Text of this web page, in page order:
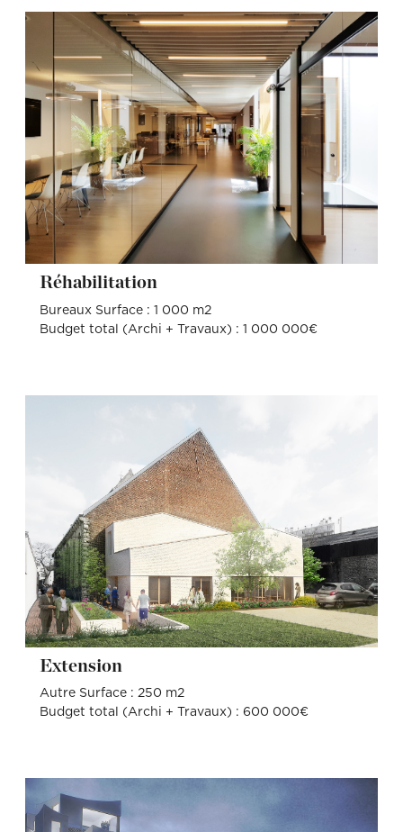
Réhabilitation
Bureaux Surface : 1 000 m2
Budget total (Archi + Travaux) : 1 000 000€
Extension
Autre Surface : 250 m2
Budget total (Archi + Travaux) : 600 000€